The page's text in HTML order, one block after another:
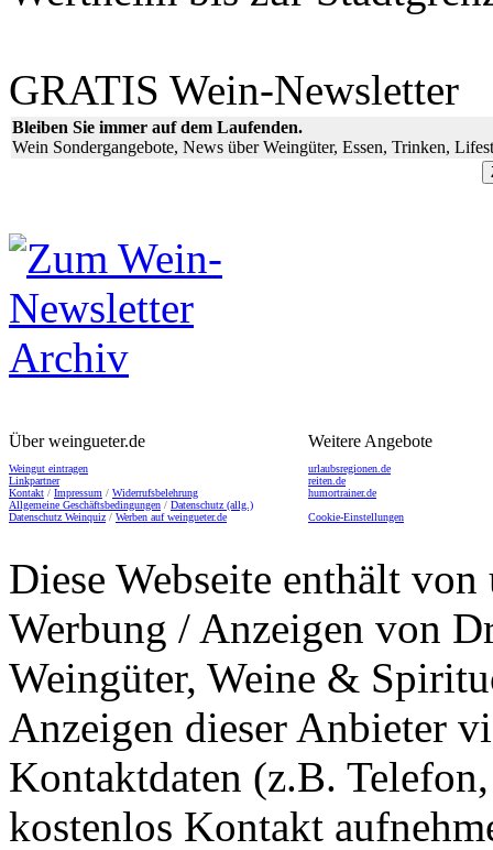
GRATIS Wein-Newsletter
Bleiben Sie immer auf dem Laufenden.
Wein Sondergangebote, News über Weingüter, Essen, Trinken,
Über weingueter.de
Weingut eintragen
Linkpartner
Kontakt / Impressum / Widerrufsbelehrung
Allgemeine Geschäftsbedingungen / Datenschutz (allg.)
Datenschutz Weinquiz / Werben auf weingueter.de
Weitere Angebote
urlaubsregionen.de
reiten.de
humortrainer.de
Cookie-Einstellungen
Diese Webseite enthält
Werbung / Anzeigen von
Weingüter, Weine &
Anzeigen dieser Anbieter
Kontaktdaten (z.B.
kostenlos Kontakt